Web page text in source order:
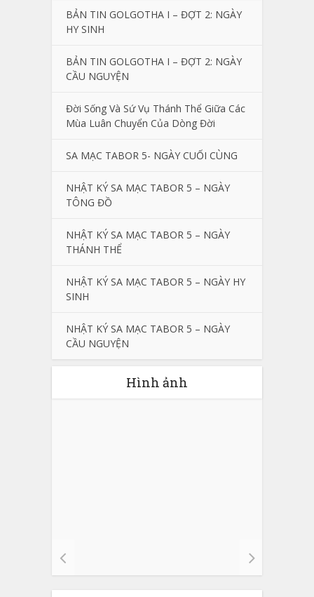
BẢN TIN GOLGOTHA I – ĐỢT 2: NGÀY
HY SINH
BẢN TIN GOLGOTHA I – ĐỢT 2: NGÀY
CẦU NGUYỆN
Đời Sống Và Sứ Vụ Thánh Thể Giữa Các
Mùa Luân Chuyển Của Dòng Đời
SA MẠC TABOR 5- NGÀY CUỐI CÙNG
NHẬT KÝ SA MẠC TABOR 5 – NGÀY
TÔNG ĐỒ
NHẬT KÝ SA MẠC TABOR 5 – NGÀY
THÁNH THỂ
NHẬT KÝ SA MẠC TABOR 5 – NGÀY HY
SINH
NHẬT KÝ SA MẠC TABOR 5 – NGÀY
CẦU NGUYỆN
Hình ảnh